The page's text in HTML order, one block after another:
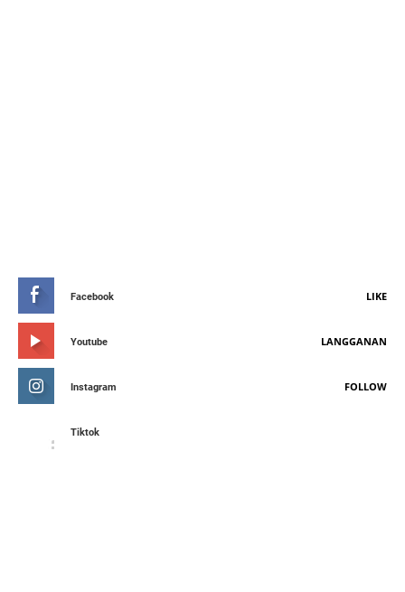
Facebook LIKE
Youtube LANGGANAN
Instagram FOLLOW
Tiktok